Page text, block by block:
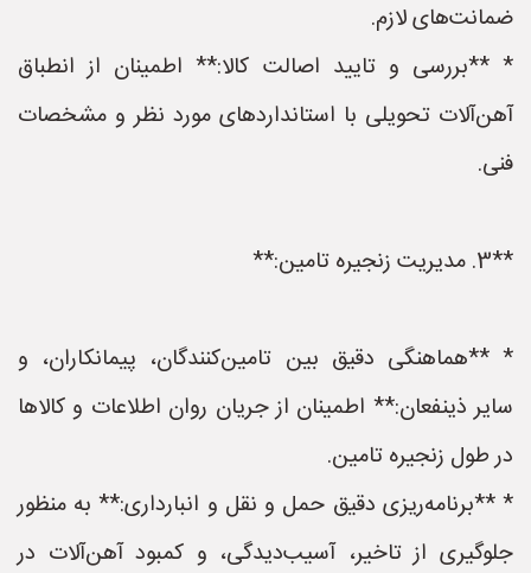
ضمانت‌های لازم.
* **بررسی و تایید اصالت کالا:** اطمینان از انطباق
آهن‌آلات تحویلی با استانداردهای مورد نظر و مشخصات
فنی.
**3. مدیریت زنجیره تامین:**
* **هماهنگی دقیق بین تامین‌کنندگان، پیمانکاران، و
سایر ذینفعان:** اطمینان از جریان روان اطلاعات و کالاها
در طول زنجیره تامین.
* **برنامه‌ریزی دقیق حمل و نقل و انبارداری:** به منظور
جلوگیری از تاخیر، آسیب‌دیدگی، و کمبود آهن‌آلات در